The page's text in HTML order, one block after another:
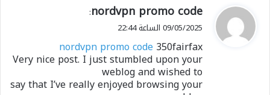
ي
ق
ل
nordvpn promo code
:
09/05/2025 الساعة 22:44
nordvpn promo code350fairfax
Very nice post. I just stumbled upon your
weblog and wished to
say that I’ve really enjoyed browsing your